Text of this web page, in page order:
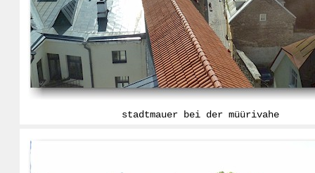
stadtmauer bei der müürivahe